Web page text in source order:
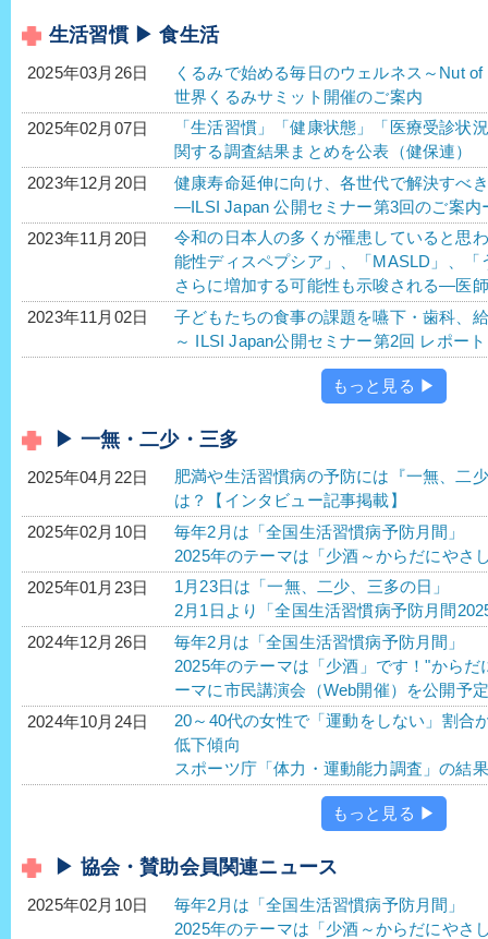
生活習慣 ▶ 食生活
2025年03月26日
くるみで始める毎日のウェルネス～Nut
世界くるみサミット開催のご案内
2025年02月07日
「生活習慣」「健康状態」「医療受診状
関する調査結果まとめを公表（健保連）
2023年12月20日
健康寿命延伸に向け、各世代で解決すべ
―ILSI Japan 公開セミナー第3回のご案内
2023年11月20日
令和の日本人の多くが罹患していると思
能性ディスペプシア」、「MASLD」、
さらに増加する可能性も示唆される―医
2023年11月02日
子どもたちの食事の課題を嚥下・歯科、
～ ILSI Japan公開セミナー第2回 レポー
もっと見る ▶
▶ 一無・二少・三多
2025年04月22日
肥満や生活習慣病の予防には『一無、二
は？【インタビュー記事掲載】
2025年02月10日
毎年2月は「全国生活習慣病予防月間」
2025年のテーマは「少酒～からだにやさ
2025年01月23日
1月23日は「一無、二少、三多の日」
2月1日より「全国生活習慣病予防月間
2024年12月26日
毎年2月は「全国生活習慣病予防月間」
2025年のテーマは「少酒」です！"から
ーマに市民講演会（Web開催）を公開予定
2024年10月24日
20～40代の女性で「運動をしない」割合
低下傾向
スポーツ庁「体力・運動能力調査」の結果
もっと見る ▶
▶ 協会・賛助会員関連ニュース
2025年02月10日
毎年2月は「全国生活習慣病予防月間」
2025年のテーマは「少酒～からだにやさ